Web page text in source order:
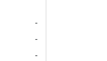
-
-
-